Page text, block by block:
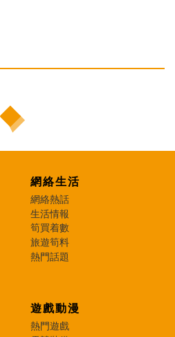
網絡生活
網絡熱話
生活情報
筍買着數
旅遊筍料
熱門話題
遊戲動漫
熱門遊戲